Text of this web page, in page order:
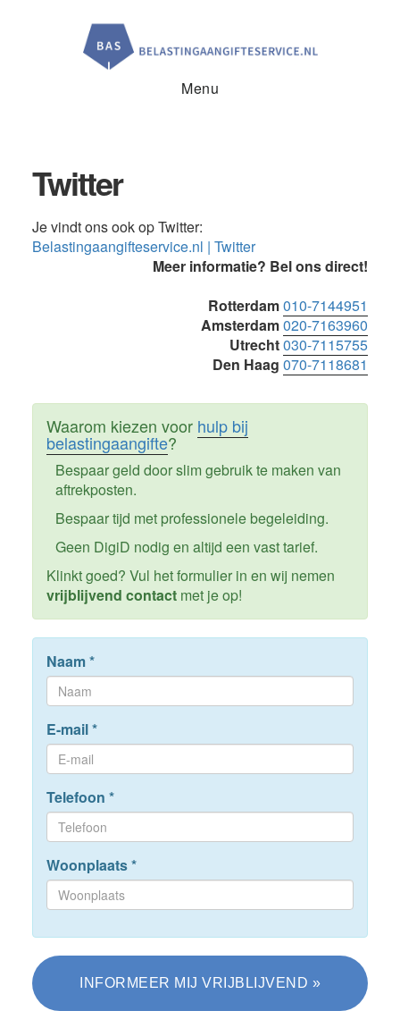
Menu
Twitter
Je vindt ons ook op Twitter:
Belastingaangifteservice.nl | Twitter
Meer informatie? Bel ons direct!
Rotterdam010-7144951
Amsterdam020-7163960
Utrecht030-7115755
Den Haag 070-7118681
Waarom kiezen voor hulp bij
belastingaangifte?
Bespaar geld door slim gebruik te maken van
aftrekposten.
Bespaar tijd met professionele begeleiding.
Geen DigiD nodig en altijd een vast tarief.
Klinkt goed? Vul het formulier in en wij nemen
vrijblijvend contactmet je op!
Naam*
E-mail*
Telefoon *
Woonplaats*